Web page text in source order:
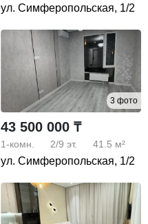
ул. Симферопольская, 1/2
3 фото
43 500 000 ₸
1-комн. 2/9 эт. 41.5 м²
ул. Симферопольская, 1/2